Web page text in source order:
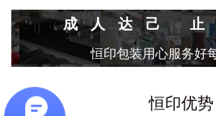
成人达己
恒印包装用心服务好
恒印优势